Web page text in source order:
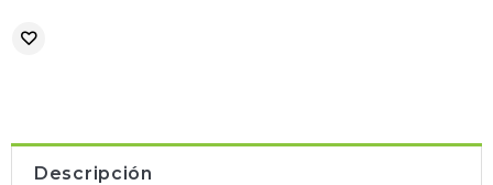
Descripción